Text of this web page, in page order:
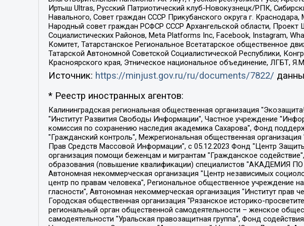
Иртыш Ultras, Русский Патриотический клуб-Новокузнецк/РПК,
Навального, Совет граждан СССР Прикубанского округа г.
Народный совет граждан РСФСР СССР Архангельской области,
Социалистических Районов, Meta Platforms Inc, Facebook, Instagram,
Комитет, Татарстанское Региональное Всетатарское общественное
Татарской Автономной Советской Социалистической Республики,
Красноярского края, Этническое национальное объединение, ЛГБТ,
Источник: https://minjust.gov.ru/ru/documents/7822/
* Реестр иностранных агентов:
Калининградская региональная общественная организация "Экозащита!-Женсовет", Фонд содействия защите прав и свобод граждан "Общественный вердикт", Фонд "Институт Развития Свободы Информации", Частное учреждение "Информационное агентство МЕМО. РУ", Региональная общественная организация "Общественная комиссия по сохранению наследия академика Сахарова", Фонд поддержки свободы прессы, Санкт-Петербургская общественная правозащитная организация "Гражданский контроль", Межрегиональная общественная организация "Информационно-просветительский центр "Мемориал", Региональный Фонд "Центр Защиты Прав Средств Массовой Информации", с 05.12.2023 Фонд "Центр Защиты Прав Средств массовой информации", Региональная общественная благотворительная организация помощи беженцам и мигрантам "Гражданское содействие", Негосударственное образовательное учреждение дополнительного профессионального образования (повышение квалификации) специалистов "АКАДЕМИЯ ПО ПРАВАМ ЧЕЛОВЕКА", Свердловская региональная общественная организация "Сутяжник", Автономная некоммерческая организация "Центр независимых социологических исследований", Союз общественных объединений "Российский исследовательский центр по правам человека", Региональное общественное учреждение научно-информационный центр "МЕМОРИАЛ", Некоммерческая организация "Фонд защиты гласности", Автономная некоммерческая организация "Институт прав человека", Городская общественная организация "Екатеринбургское общество "МЕМОРИАЛ", Городская общественная организация "Рязанское историко-просветительское и правозащитное общество "Мемориал" (Рязанский Мемориал), Челябинский региональный орган общественной самодеятельности – женское общественное объединение "Женщины Евразии", Челябинский региональный орган общественной самодеятельности "Уральская правозащитная группа", Фонд содействия защите здоровья и социальной справедливости имени Андрея Рылькова, Автономная Некоммерческая Организация "Аналитический Центр Юрия Левады", Автономная некоммерческая организация социальной поддержки населения "Проект Апрель", Региональная общественная организация помощи женщинам и детям, находящимся в кризисной ситуации "Информационно-методический центр "Анна", Фонд содействия развитию массовых коммуникаций и правовому просвещению "Так-так-Так", Фонд содействия устойчивому развитию "Серебряная тайга", Свердловский региональный общественный фонд социальных проектов "Новое время", "Idel.Реалии", Кавказ.Реалии, Крым.Реалии, Телеканал Настоящее Время, Татаро-башкирская служба Радио Свобода (Azatliq Radiosi), Радио Свободная Европа/Радио Свобода (PCE/PC), "Сибирь.Реалии", "Фактограф", Благотворительный фонд помощи осужденным и их семьям, Автономная некоммерческая организация "Институт глобализации и социальных движений", Фонд "В защиту прав заключенных", Частное учреждение "Центр поддержки и содействия развитию средств массовой информации", Пензенский региональный общественный благотворительный фонд "Гражданский союз", "Север.Реалии", Некоммерческая организация Фонд "Правовая инициатива", Общество с ограниченной ответственностью "Радио Свободная Европа/Радио Свобода", Чешское информационное агентство "MEDIUM-ORIENT", Красноярская региональная общественная организация "Мы против СПИДа", Камалягин Денис Николаевич, Маркелов Сергей Евгеньевич, Пономарев Лев Александрович, Савицкая Людмила Алексеевна, Автономная некоммерческая организация "Центр по работе с проблемой насилия "НАСИЛИЮ.НЕТ", Межрегиональный профессиональный союз работников здравоохранения "Альянс врачей", Юридическое лицо, зарегистрированное в Латвийской Республике, SIA "Medusa Project" (регистрационный номер 40103797863, дата регистрации 10.06.2014), Некоммерческая организация "Фонд по борьбе с коррупцией", Автономная некоммерческая организация "Институт права и публичной политики", Баданин Роман Сергеевич, Гликин Максим Александрович, Железнова Мария Михайловна, Лукьянова Юлия Сергеевна, Маетная Елизавета Витальевна, Маняхин Петр Борисович, Чуракова Ольга Владимировна, Ярош Юлия Петровна, Юридическое лицо "The Insider SIA", зарегистрированное в Риге, Латвийская Республика (дата регистрации 26.06.2015), являющееся администратором доменного имени интернет-издания "The Insider SIA", https://